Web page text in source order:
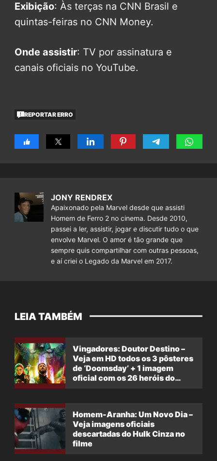
Exibição: Às terças na CNN Brasil e
quintas-feiras no CNN Money.
Onde assistir: TV por assinatura e
canais oficiais no YouTube.
REPORTAR ERRO
JONY RENDREX
Apaixonado pela Marvel desde que assisti
Homem de Ferro 2 no cinema. Desde 2010,
passei a ler, assistir, jogar e discutir tudo o que
envolve Marvel. O amor é tão grande que
sempre quis compartilhar com outras pessoas,
e aí criei o Legado da Marvel em 2017.
LEIA TAMBÉM
Vingadores: Doutor Destino –
Veja em HD todos os 3 pôsteres
de ‘Doomsday’ + 1 imagem
oficial com os 26 heróis do
Homem-Aranha: Um Novo Dia –
Veja imagens oficiais
descartadas do Hulk Cinza no
filme